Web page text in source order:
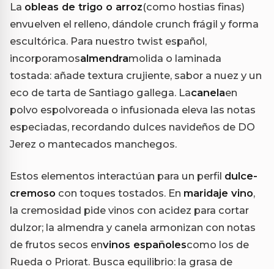
La obleas de trigo o arroz(como hostias finas)
envuelven el relleno, dándole crunch frágil y forma
escultórica. Para nuestro twist español,
incorporamosalmendramolida o laminada
tostada: añade textura crujiente, sabor a nuez y un
eco de tarta de Santiago gallega. Lacanelaen
polvo espolvoreada o infusionada eleva las notas
especiadas, recordando dulces navideños de DO
Jerez o mantecados manchegos.
Estos elementos interactúan para un perfil dulce-
cremoso con toques tostados. En maridaje vino,
la cremosidad pide vinos con acidez para cortar
dulzor; la almendra y canela armonizan con notas
de frutos secos envinos españolescomo los de
Rueda o Priorat. Busca equilibrio: la grasa de